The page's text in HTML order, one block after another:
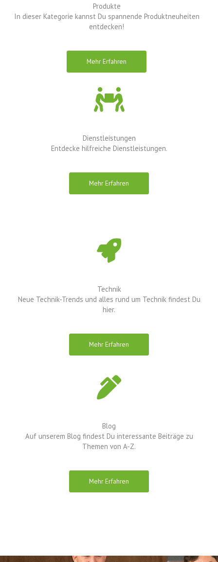
Produkte
In dieser Kategorie kannst Du spannende Produktneuheiten
entdecken!
Mehr Erfahren
Dienstleistungen
Entdecke hilfreiche Dienstleistungen.
Mehr Erfahren
Technik
Neue Technik-Trends und alles rund um Technik findest Du
hier.
Mehr Erfahren
Blog
Auf unserem Blog findest Du interessante Beiträge zu
Themen von A-Z.
Mehr Erfahren